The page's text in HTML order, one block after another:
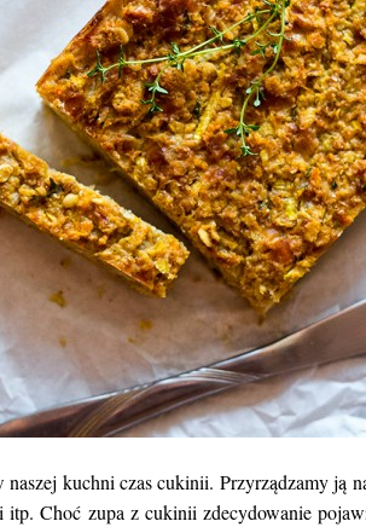
kuchni czas cukinii. Przyrządzamy ją
Choć zupa z cukinii zdecydowanie